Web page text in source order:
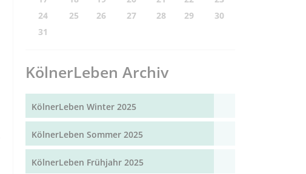
24
25 26 27 28 29
30
31
KölnerLeben Archiv
KölnerLeben Winter 2025
KölnerLeben Sommer 2025
KölnerLeben Frühjahr 2025